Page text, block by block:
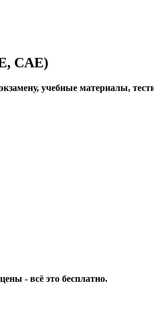
CAE)
учебные материалы,
- всё это бесплатно.